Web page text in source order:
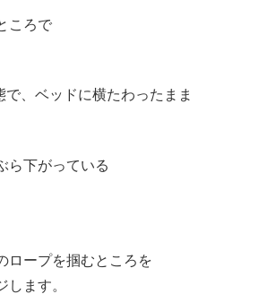
ころで
で、ベッドに横たわったまま
ら下がっている
ロープを掴むところを
します。